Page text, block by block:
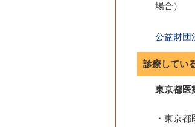
場合）
公益財団
診療してい
東京都医
・東京